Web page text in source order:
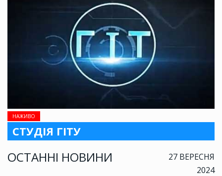
НАЖИВО
СТУДІЯ ГІТУ
ОСТАННІ НОВИНИ
27 ВЕРЕСНЯ
2024